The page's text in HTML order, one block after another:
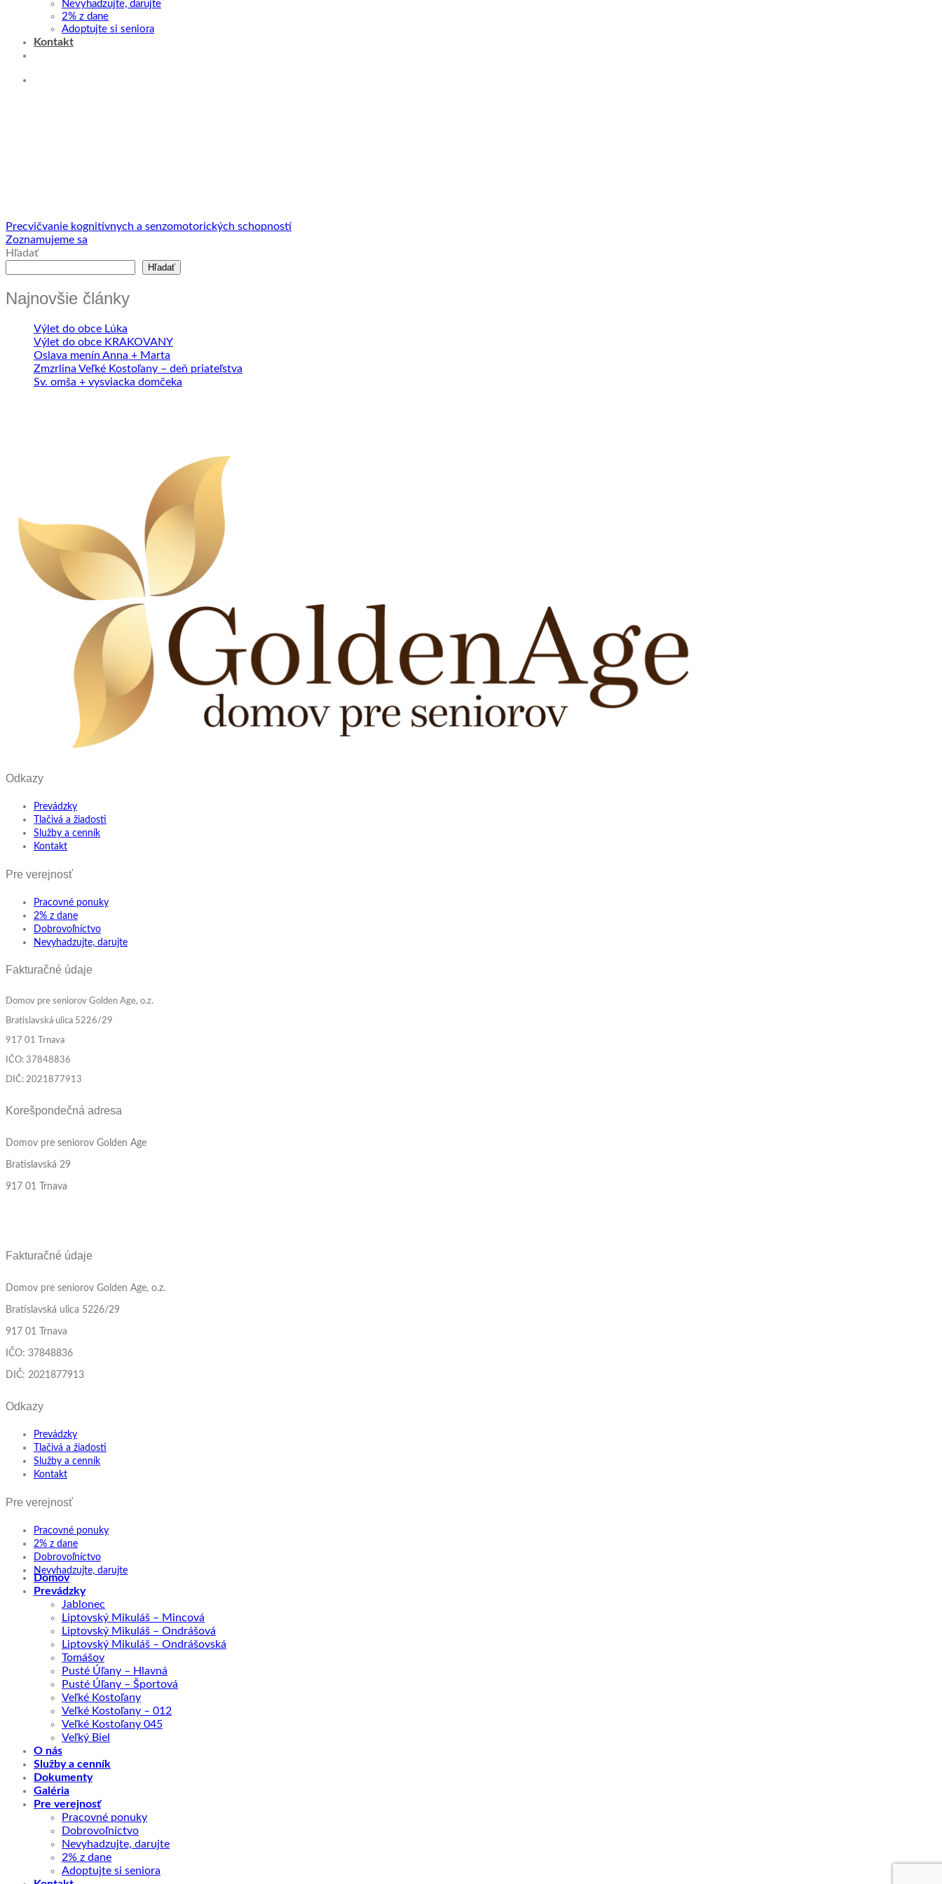
Nevyhadzujte, darujte
2% z dane
Adoptujte si seniora
Kontakt
Precvičvanie kognitívnych a senzomotorických schopností
Zoznamujeme sa
Hľadať
Hľadať
Najnovšie články
Výlet do obce Lúka
Výlet do obce KRAKOVANY
Oslava menín Anna + Marta
Zmzrlina Veľké Kostoľany – deň priateľstva
Sv. omša + vysviacka domčeka
Odkazy
Prevádzky
Tlačivá a žiadosti
Služby a cenník
Kontakt
Pre verejnosť
Pracovné ponuky
2% z dane
Dobrovoľníctvo
Nevyhadzujte, darujte
Fakturačné údaje
Domov pre seniorov Golden Age, o.z.
Bratislavská ulica 5226/29
917 01 Trnava
IČO: 37848836
DIČ: 2021877913
Korešpondečná adresa
Domov pre seniorov Golden Age
Bratislavská 29
917 01 Trnava
Fakturačné údaje
Domov pre seniorov Golden Age, o.z.
Bratislavská ulica 5226/29
917 01 Trnava
IČO: 37848836
DIČ: 2021877913
Odkazy
Prevádzky
Tlačivá a žiadosti
Služby a cenník
Kontakt
Pre verejnosť
Pracovné ponuky
2% z dane
Dobrovoľníctvo
Nevyhadzujte, darujte
Domov
Prevádzky
Jablonec
Liptovský Mikuláš – Mincová
Liptovský Mikuláš – Ondrášová
Liptovský Mikuláš – Ondrášovská
Tomášov
Pusté Úľany – Hlavná
Pusté Úľany – Športová
Veľké Kostoľany
Veľké Kostoľany – 012
Veľké Kostoľany 045
Veľký Biel
O nás
Služby a cenník
Dokumenty
Galéria
Pre verejnosť
Pracovné ponuky
Dobrovoľníctvo
Nevyhadzujte, darujte
2% z dane
Adoptujte si seniora